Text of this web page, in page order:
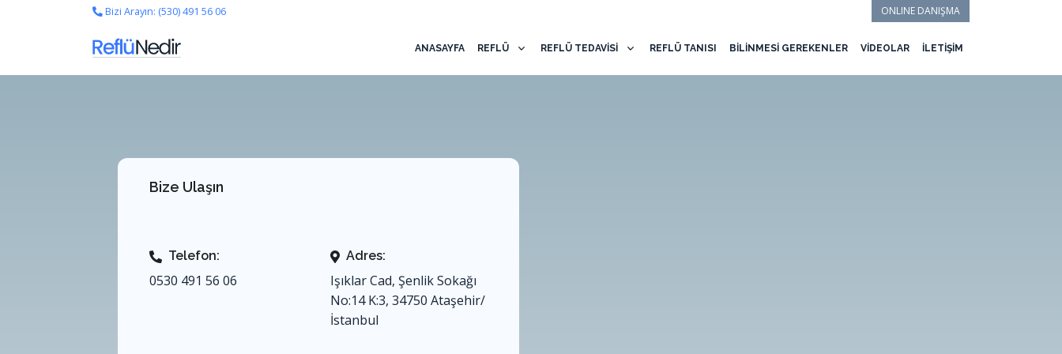
Bizi Arayın: (530) 491 56 06 ONLINE DANIŞMA
ANASAYFA REFLÜ REFLÜ TEDAVİSİ REFLÜ TANISI BİLİNMESİ GEREKENLER VİDEOLAR İLETİŞİM
Bize Ulaşın
Telefon:
0530 491 56 06
Adres:
Işıklar Cad, Şenlik Sokağı
No:14 K:3, 34750 Ataşehir/
İstanbul